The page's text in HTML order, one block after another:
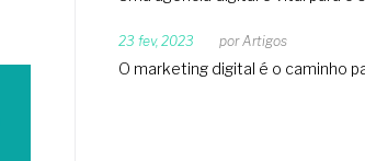
23 fev, 2023 porArtigos
O marketing digital é o caminho